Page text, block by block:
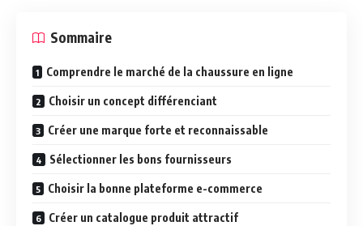
Sommaire
Comprendre le marché de la chaussure en ligne
Choisir un concept différenciant
Créer une marque forte et reconnaissable
Sélectionner les bons fournisseurs
Choisir la bonne plateforme e-commerce
Créer un catalogue produit attractif